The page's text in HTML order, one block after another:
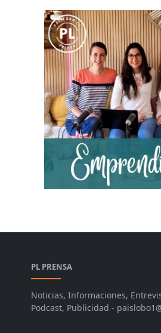
PL PRENSA
Noticias, Informaciones,
Podcast, Publicidad -